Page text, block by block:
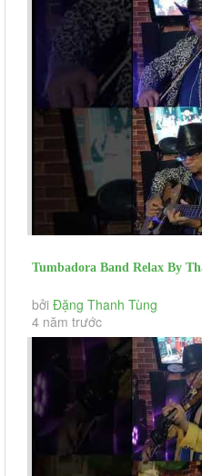
Tumbadora Band Relax By
Social Distance Paroles...
bởi Đặng Thanh Tùng
4 năm trước